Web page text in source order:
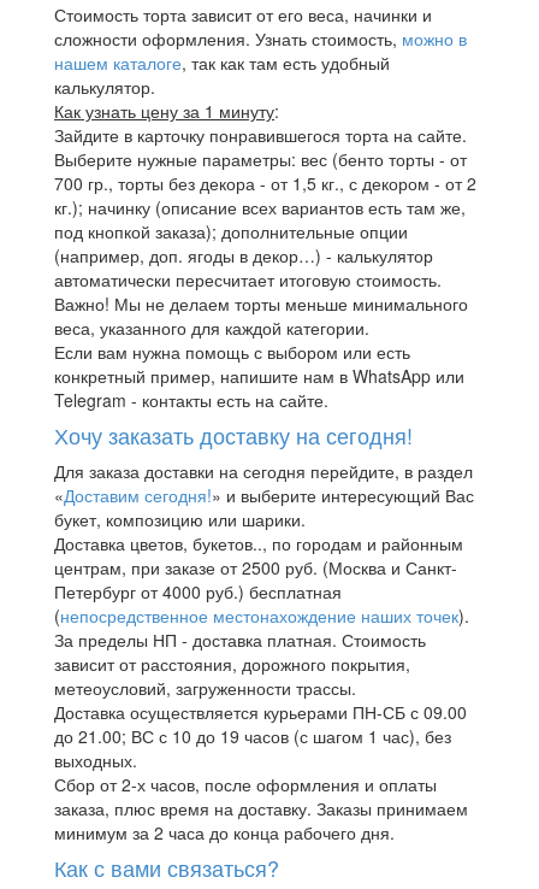
Стоимость торта зависит от его веса, начинки и
сложности оформления. Узнать стоимость, можно в
нашем каталоге, так как там есть удобный
калькулятор.
Как узнать цену за 1 минуту:
Зайдите в карточку понравившегося торта на сайте.
Выберите нужные параметры: вес (бенто торты - от
700 гр., торты без декора - от 1,5 кг., с декором - от 2
кг.); начинку (описание всех вариантов есть там же,
под кнопкой заказа); дополнительные опции
(например, доп. ягоды в декор…) - калькулятор
автоматически пересчитает итоговую стоимость.
Важно! Мы не делаем торты меньше минимального
веса, указанного для каждой категории.
Если вам нужна помощь с выбором или есть
конкретный пример, напишите нам в WhatsApp или
Telegram - контакты есть на сайте.
Хочу заказать доставку на сегодня!
Для заказа доставки на сегодня перейдите, в раздел
«Доставим сегодня!» и выберите интересующий Вас
букет, композицию или шарики.
Доставка цветов, букетов.., по городам и районным
центрам, при заказе от 2500 руб. (Москва и Санкт-
Петербург от 4000 руб.) бесплатная
(непосредственное местонахождение наших точек).
За пределы НП - доставка платная. Стоимость
зависит от расстояния, дорожного покрытия,
метеоусловий, загруженности трассы.
Доставка осуществляется курьерами ПН-СБ с 09.00
до 21.00; ВС с 10 до 19 часов (с шагом 1 час), без
выходных.
Сбор от 2-х часов, после оформления и оплаты
заказа, плюс время на доставку. Заказы принимаем
минимум за 2 часа до конца рабочего дня.
Как с вами связаться?